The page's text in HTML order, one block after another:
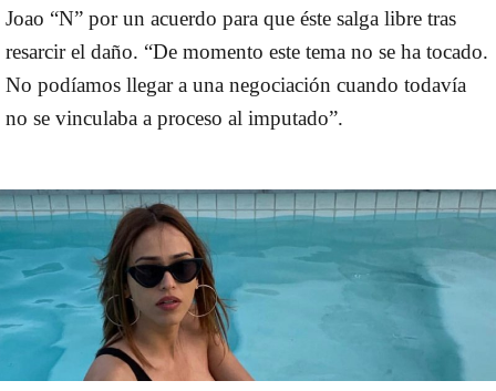
Joao “N” por un acuerdo para que éste salga libre tras
resarcir el daño. “De momento este tema no se ha tocado.
No podíamos llegar a una negociación cuando todavía
no se vinculaba a proceso al imputado”.